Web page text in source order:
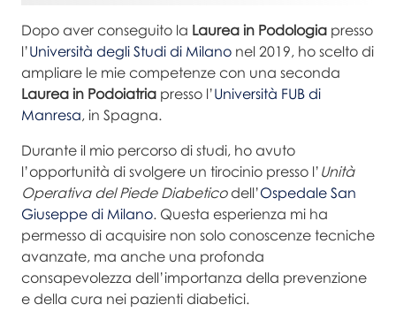
Dopo aver conseguito la Laurea in Podologia presso
l’Università degli Studi di Milano nel 2019, ho scelto di
ampliare le mie competenze con una seconda
Laurea in Podoiatria presso l’Università FUB di
Manresa, in Spagna.
Durante il mio percorso di studi, ho avuto
l’opportunità di svolgere un tirocinio presso l’ Unità
Operativa del Piede Diabeticodell’Ospedale San
Giuseppe di Milano. Questa esperienza mi ha
permesso di acquisire non solo conoscenze tecniche
avanzate, ma anche una profonda
consapevolezza dell’importanza della prevenzione
e della cura nei pazienti diabetici.